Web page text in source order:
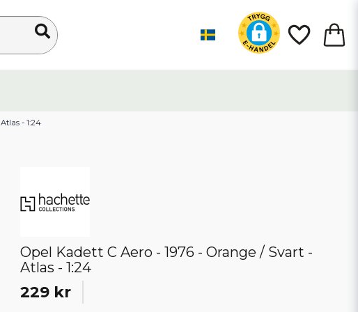
- 1:24
Opel Kadett C Aero - 1976 - Orange / Svart -
Atlas - 1:24
229 kr